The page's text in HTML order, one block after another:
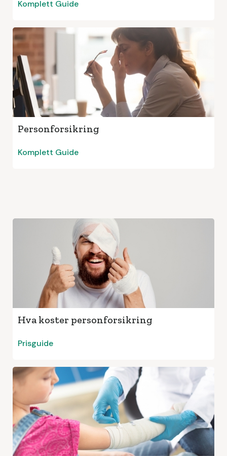
Komplett Guide
Personforsikring
Komplett Guide
Hva koster personforsikring
Prisguide